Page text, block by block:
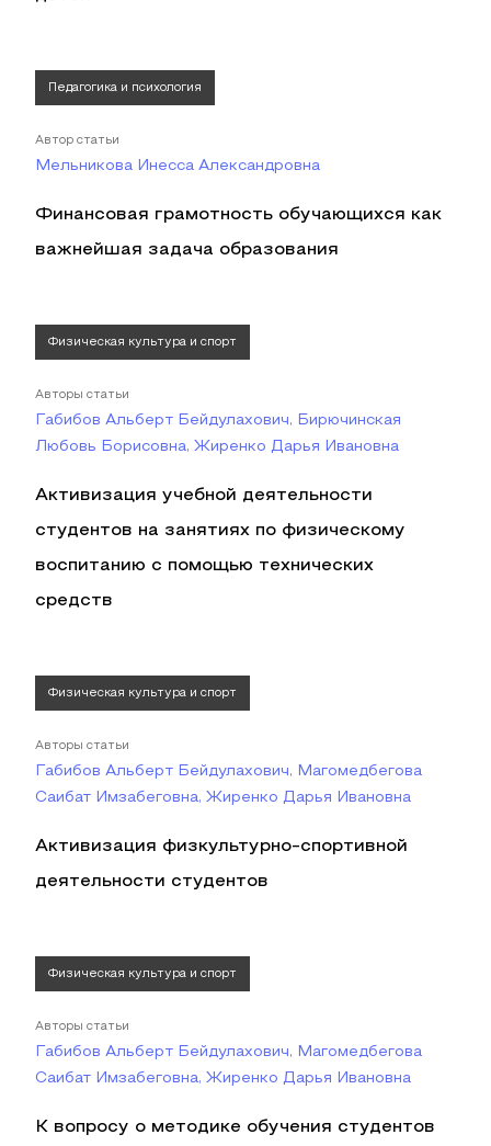
Педагогика и психология
Автор статьи
Мельникова Инесса Александровна
Финансовая грамотность обучающихся как
важнейшая задача образования
Физическая культура и спорт
Авторы статьи
Габибов Альберт Бейдулахович, Бирючинская
Любовь Борисовна, Жиренко Дарья Ивановна
Активизация учебной деятельности
студентов на занятиях по физическому
воспитанию с помощью технических
средств
Физическая культура и спорт
Авторы статьи
Габибов Альберт Бейдулахович, Магомедбегова
Саибат Имзабеговна, Жиренко Дарья Ивановна
Активизация физкультурно-спортивной
деятельности студентов
Физическая культура и спорт
Авторы статьи
Габибов Альберт Бейдулахович, Магомедбегова
Саибат Имзабеговна, Жиренко Дарья Ивановна
К вопросу о методике обучения студентов